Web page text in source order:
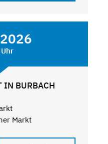
IN BURBACH
Markt